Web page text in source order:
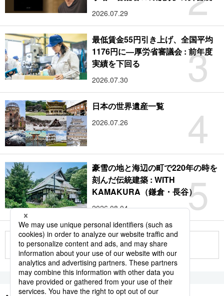
2026.07.29
3
最低賃金55円引き上げ、全国平均
1176円に―厚労省審議会 : 前年度
実績を下回る
2026.07.30
4
日本の世界遺産一覧
2026.07.26
5
豪雪の地と海辺の町で220年の時を
刻んだ伝統建築 : WITH
KAMAKURA（鎌倉・長谷）
2026.08.04
もっと見る